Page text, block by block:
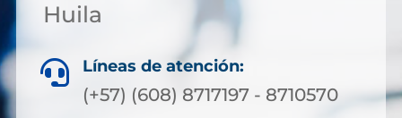
Huila
 Líneas de atención:
(+57) (608) 8717197 - 8710570